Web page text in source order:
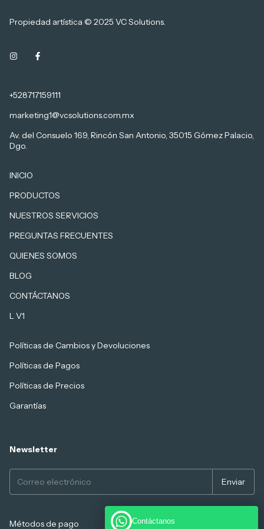
Propiedad artística © 2025 VC Solutions.
+528717159111
marketing1@vcsolutions.com.mx
Av. del Consuelo 169, Rincón San Antonio, 35015 Gómez Palacio,
Dgo.
INICIO
PRODUCTOS
NUESTROS SERVICIOS
PREGUNTAS FRECUENTES
QUIENES SOMOS
BLOG
CONTÁCTANOS
L V1
Políticas de Cambios y Devoluciones
Políticas de Pagos
Políticas de Precios
Garantías
Newsletter
Métodos de pago Contáctanos